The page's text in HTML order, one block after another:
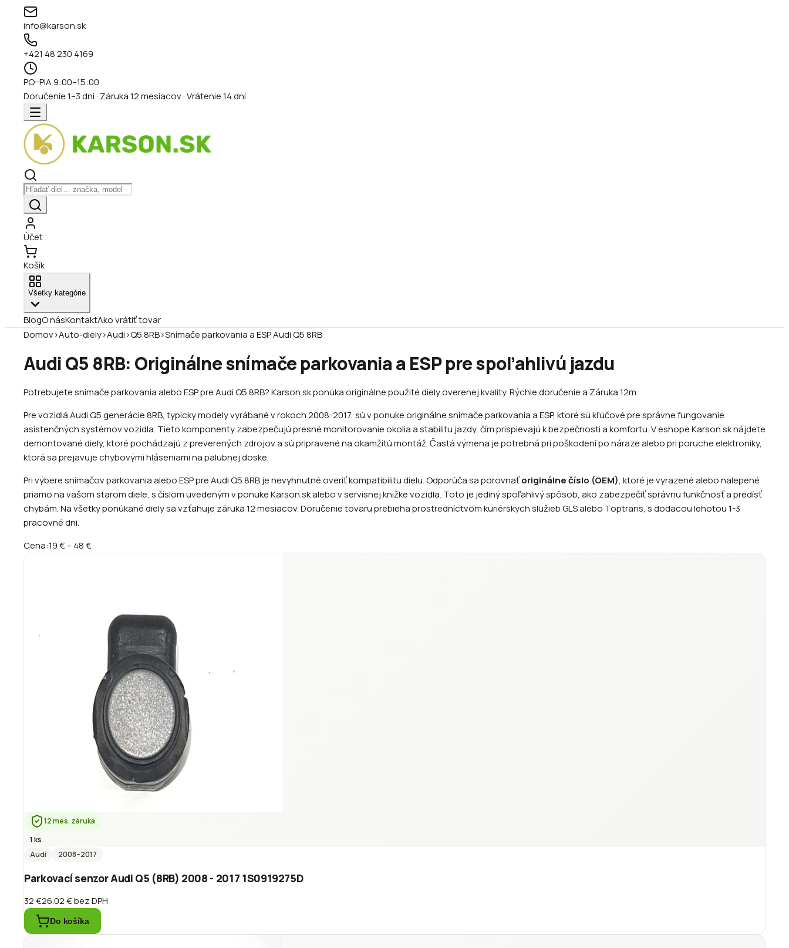
info@karson.sk
+421 48 230 4169
PO–PIA 9:00–15:00
Doručenie 1–3 dni · Záruka 12 mesiacov · Vrátenie 14 dní
Účet
Košík
Všetky kategórie
BlogO násKontaktAko vrátiť tovar
Domov›Auto-diely›Audi›Q5 8RB›Snímače parkovania a ESP Audi Q5 8RB
Audi Q5 8RB: Originálne snímače parkovania a ESP pre spoľahlivú jazdu
Potrebujete snímače parkovania alebo ESP pre Audi Q5 8RB? Karson.sk ponúka originálne použité diely overenej kvality. Rýchle doručenie a Záruka 12m.
Pre vozidlá Audi Q5 generácie 8RB, typicky modely vyrábané v rokoch 2008-2017, sú v ponuke originálne snímače parkovania a ESP, ktoré sú kľúčové pre správne fungovanie
asistenčných systémov vozidla. Tieto komponenty zabezpečujú presné monitorovanie okolia a stabilitu jazdy, čím prispievajú k bezpečnosti a komfortu. V eshope Karson.sk nájdete
demontované diely, ktoré pochádzajú z preverených zdrojov a sú pripravené na okamžitú montáž. Častá výmena je potrebná pri poškodení po náraze alebo pri poruche elektroniky,
ktorá sa prejavuje chybovými hláseniami na palubnej doske.
Pri výbere snímačov parkovania alebo ESP pre Audi Q5 8RB je nevyhnutné overiť kompatibilitu dielu. Odporúča sa porovnaťoriginálne číslo (OEM), ktoré je vyrazené alebo nalepené
priamo na vašom starom diele, s číslom uvedeným v ponuke Karson.sk alebo v servisnej knižke vozidla. Toto je jediný spoľahlivý spôsob, ako zabezpečiť správnu funkčnosť a predísť
chybám. Na všetky ponúkané diely sa vzťahuje záruka 12 mesiacov. Doručenie tovaru prebieha prostredníctvom kuriérskych služieb GLS alebo Toptrans, s dodacou lehotou 1-3
pracovné dni.
Cena:19 €–48 €
12 mes. záruka
1 ks
Audi
2008–2017
Parkovací senzor Audi Q5 (8RB) 2008 - 2017 1S0919275D
32 €26.02 €bez DPH
Do košíka